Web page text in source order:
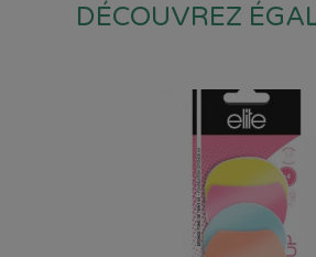
DÉCOUVREZ